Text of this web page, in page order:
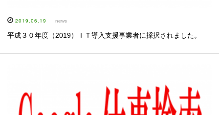
2019.06.19 news
平成３０年度（2019）ＩＴ導入支援事業者に採択されました。